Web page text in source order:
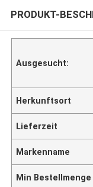
PRODUKT-
Ausgesucht:
Herkunftsort
Lieferzeit
Markenname
Min Bestellmenge